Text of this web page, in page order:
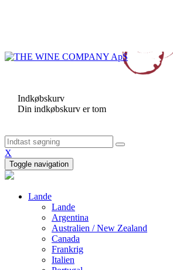
Indkøbskurv
Din indkøbskurv er tom
X
Toggle navigation
Lande
Lande
Argentina
Australien / New Zealand
Canada
Frankrig
Italien